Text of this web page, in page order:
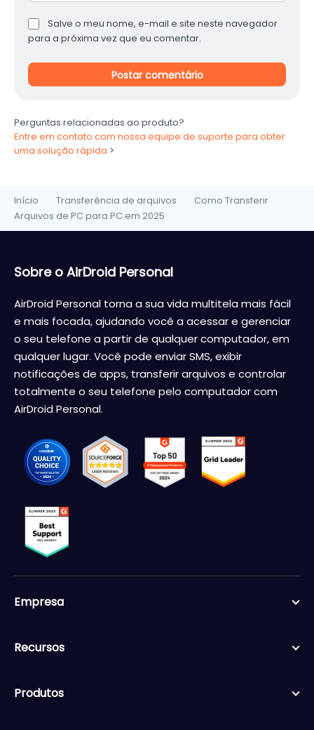
Salve o meu nome, e-mail e site neste navegador
para a próxima vez que eu comentar.
Perguntas relacionadas ao produto?
Entre em contato com nossa equipe de suporte para obter
uma solução rápida >
Início Transferência de arquivos
Como Transferir
Arquivos de PC para PC em 2025
Sobre o AirDroid Personal
AirDroid Personal torna a sua vida multitela mais fácil
e mais focada, ajudando você a acessar e gerenciar
o seu telefone a partir de qualquer computador, em
qualquer lugar. Você pode enviar SMS, exibir
notificações de apps, transferir arquivos e controlar
totalmente o seu telefone pelo computador com
AirDroid Personal.
Empresa
Recursos
Produtos